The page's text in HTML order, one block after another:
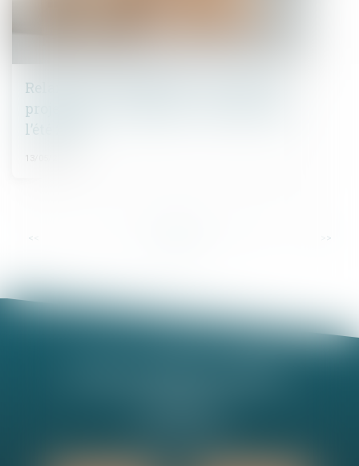
Relance de l’immobilier : un nouveau
projet de loi « Logement » attendu pour
l’été 2026
13/05/2026
<< >>